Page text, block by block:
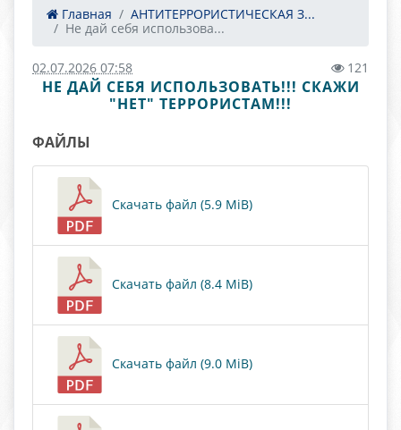
Главная
АНТИТЕРРОРИСТИЧЕСКАЯ З...
Не дай себя использова...
02.07.2026 07:58 121
НЕ ДАЙ СЕБЯ ИСПОЛЬЗОВАТЬ!!! СКАЖИ
"НЕТ" ТЕРРОРИСТАМ!!!
ФАЙЛЫ
Скачать файл (5.9 MiB)
Скачать файл (8.4 MiB)
Скачать файл (9.0 MiB)